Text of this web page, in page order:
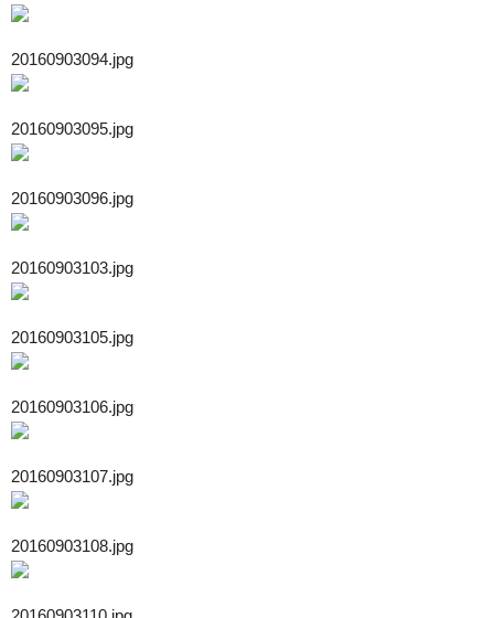
20160903094.jpg
20160903095.jpg
20160903096.jpg
20160903103.jpg
20160903105.jpg
20160903106.jpg
20160903107.jpg
20160903108.jpg